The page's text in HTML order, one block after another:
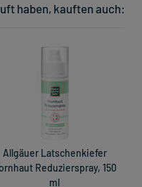
haben, kauften auch:
Allgäuer Latschenkiefer
Reduzierspray, 150
ml